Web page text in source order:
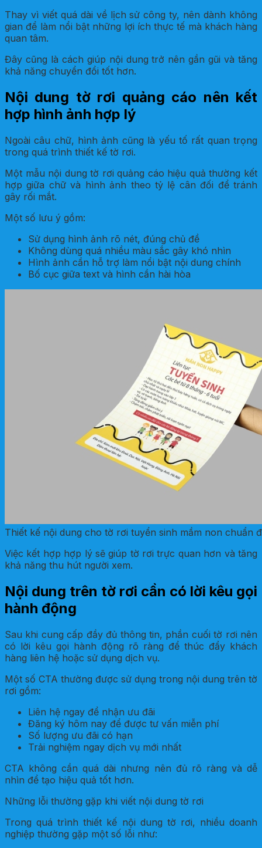
Thay vì viết quá dài về lịch sử công ty, nên dành không
gian để làm nổi bật những lợi ích thực tế mà khách hàng
quan tâm.
Đây cũng là cách giúp nội dung trở nên gần gũi và tăng
khả năng chuyển đổi tốt hơn.
Nội dung tờ rơi quảng cáo nên kết
hợp hình ảnh hợp lý
Ngoài câu chữ, hình ảnh cũng là yếu tố rất quan trọng
trong quá trình thiết kế tờ rơi.
Một mẫu nội dung tờ rơi quảng cáo hiệu quả thường kết
hợp giữa chữ và hình ảnh theo tỷ lệ cân đối để tránh
gây rối mắt.
Một số lưu ý gồm:
Sử dụng hình ảnh rõ nét, đúng chủ đề
Không dùng quá nhiều màu sắc gây khó nhìn
Hình ảnh cần hỗ trợ làm nổi bật nội dung chính
Bố cục giữa text và hình cần hài hòa
Thiết kế nội dung cho tờ rơi tuyển sinh mầm non chuẩn
Việc kết hợp hợp lý sẽ giúp tờ rơi trực quan hơn và tăng
khả năng thu hút người xem.
Nội dung trên tờ rơi cần có lời kêu gọi
hành động
Sau khi cung cấp đầy đủ thông tin, phần cuối tờ rơi nên
có lời kêu gọi hành động rõ ràng để thúc đẩy khách
hàng liên hệ hoặc sử dụng dịch vụ.
Một số CTA thường được sử dụng trong nội dung trên tờ
rơi gồm:
Liên hệ ngay để nhận ưu đãi
Đăng ký hôm nay để được tư vấn miễn phí
Số lượng ưu đãi có hạn
Trải nghiệm ngay dịch vụ mới nhất
CTA không cần quá dài nhưng nên đủ rõ ràng và dễ
nhìn để tạo hiệu quả tốt hơn.
Những lỗi thường gặp khi viết nội dung tờ rơi
Trong quá trình thiết kế nội dung tờ rơi, nhiều doanh
nghiệp thường gặp một số lỗi như: